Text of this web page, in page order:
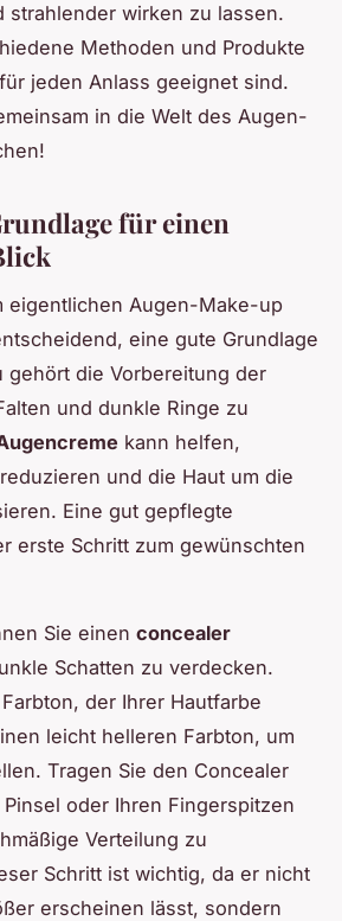
strahlender wirken zu lassen.
Methoden und Produkte
jeden Anlass geeignet sind.
in die Welt des Augen-
für einen
eigentlichen Augen-Make-up
eine gute Grundlage
gehört die Vorbereitung der
und dunkle Ringe zu
kann helfen,
und die Haut um die
Eine gut gepflegte
erste Schritt zum gewünschten
Sie einen concealer
Schatten zu verdecken.
der Ihrer Hautfarbe
leicht helleren Farbton, um
Tragen Sie den Concealer
oder Ihren Fingerspitzen
Verteilung zu
Schritt ist wichtig, da er nicht
erscheinen lässt, sondern